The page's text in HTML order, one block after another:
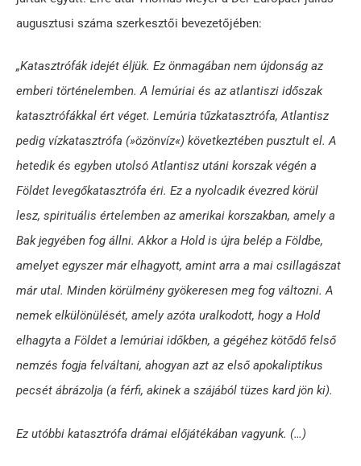
augusztusi száma szerkesztői bevezetőjében:
„Katasztrófák idejét éljük. Ez önmagában nem újdonság az
emberi történelemben. A lemúriai és az atlantiszi időszak
katasztrófákkal ért véget. Lemúria tűzkatasztrófa, Atlantisz
pedig vízkatasztrófa (»özönvíz«) következtében pusztult el. A
hetedik és egyben utolsó Atlantisz utáni korszak végén a
Földet levegőkatasztrófa éri. Ez a nyolcadik évezred körül
lesz, spirituális értelemben az amerikai korszakban, amely a
Bak jegyében fog állni. Akkor a Hold is újra belép a Földbe,
amelyet egyszer már elhagyott, amint arra a mai csillagászat
már utal. Minden körülmény gyökeresen meg fog változni. A
nemek elkülönülését, amely azóta uralkodott, hogy a Hold
elhagyta a Földet a lemúriai időkben, a gégéhez kötődő felső
nemzés fogja felváltani, ahogyan azt az első apokaliptikus
pecsét ábrázolja (a férfi, akinek a szájából tüzes kard jön ki).
Ez utóbbi katasztrófa drámai előjátékában vagyunk. (…)